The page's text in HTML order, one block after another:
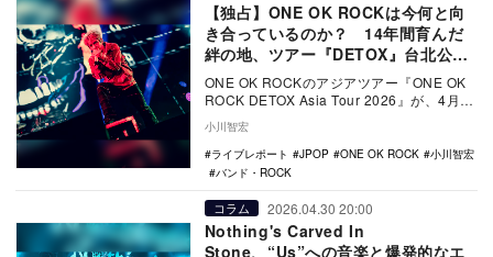
【独占】ONE OK ROCKは今何と向
き合っているのか？ 14年間育んだ
絆の地、ツアー『DETOX』台北公演
に潜入
ONE OK ROCKのアジアツアー『ONE OK
ROCK DETOX Asia Tour 2026』が、4月25
日、26日に…
小川智宏
ライブレポート
JPOP ONE OK ROCK
小川智宏
バンド・ROCK
コラム 2026.04.30 20:00
Nothing's Carved In
Stone、“Us”への音楽と爆発的なエ